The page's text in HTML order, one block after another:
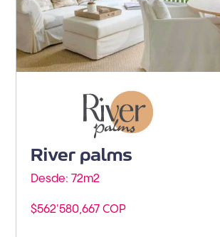
Barranquilla - Norte de
Barranquilla
River palms
Desde: 72m2
$562'580,667 COP